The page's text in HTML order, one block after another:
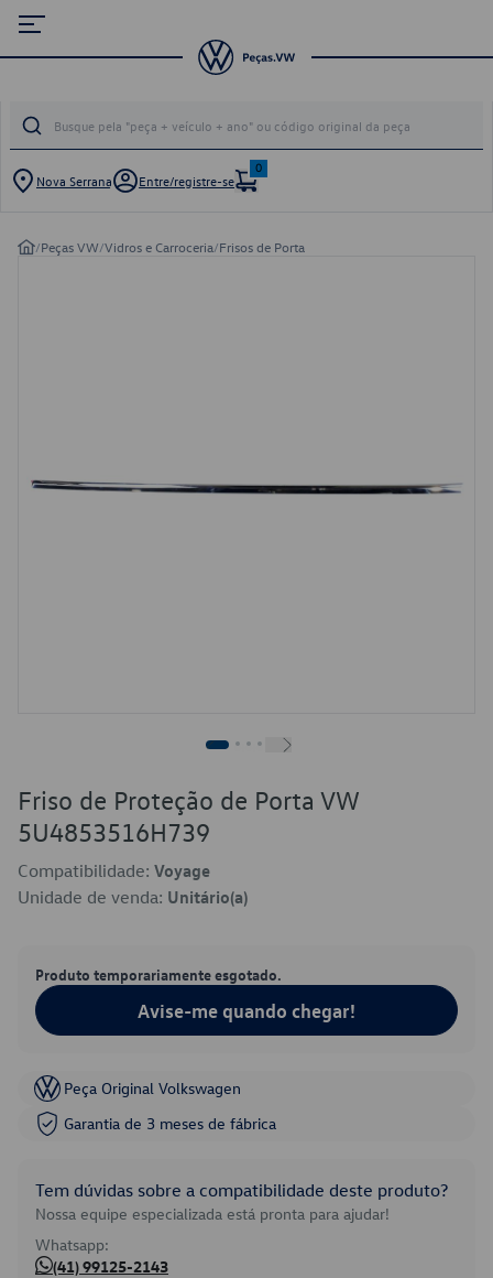
Nova Serrana Entre/registre-se
0
/Peças VW/Vidros e Carroceria/Frisos de Porta
Friso de Proteção de Porta VW
5U4853516H739
Compatibilidade: Voyage
Unidade de venda: Unitário(a)
Produto temporariamente esgotado.
Avise-me quando chegar!
Peça Original Volkswagen
Garantia de 3 meses de fábrica
Tem dúvidas sobre a compatibilidade deste produto?
Nossa equipe especializada está pronta para ajudar!
Whatsapp:
(41) 99125-2143